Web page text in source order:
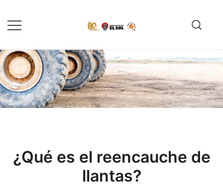
contenido
Reencauche de llantas con
Calidad ISO 9001
reencauche de llantas con garantía
ISO 9001
¿Qué es el reencauche de
llantas?